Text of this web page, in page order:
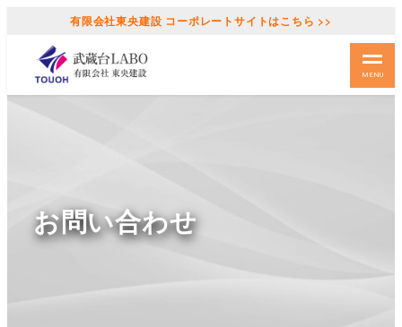
有限会社東央建設 コーポレートサイトはこちら >>
MENU
お問い合わせ